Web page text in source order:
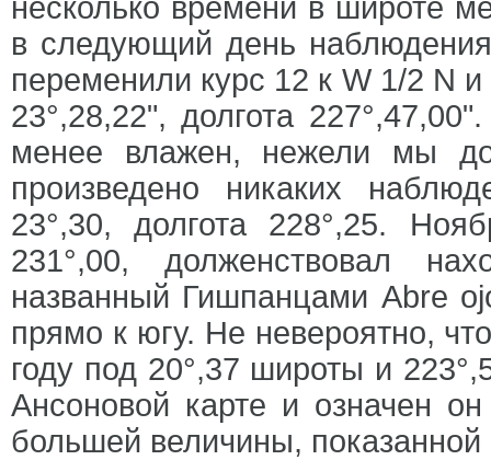
несколько времени в широте
в следующий день
переменили курс 12 к W 1/2 N
23°,28,22", долгота
менее влажен, нежели мы
произведено никаких
23°,30, долгота 228°,25.
231°,00, долженствовал
названный Гишпанцами Abre
прямо к югу. Не невероятно,
году под 20°,37 широты и
Ансоновой карте и означен
большей величины,